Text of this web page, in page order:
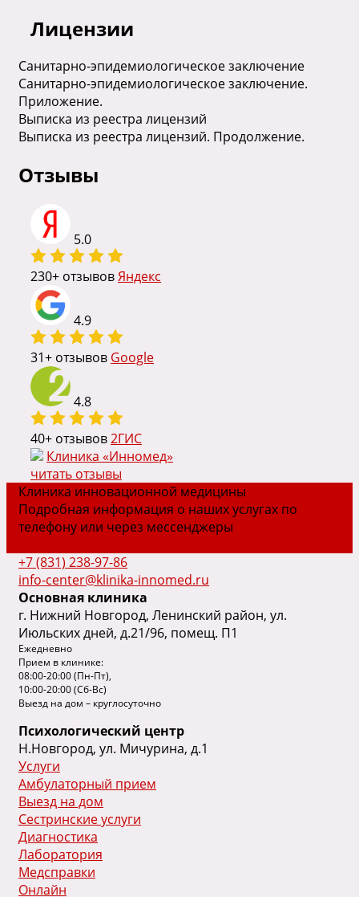
Лицензии
Санитарно-эпидемиологическое заключение
Санитарно-эпидемиологическое заключение.
Приложение.
Выписка из реестра лицензий
Выписка из реестра лицензий. Продолжение.
Отзывы
5.0
230+ отзывовЯндекс
4.9
31+ отзывов Google
4.8
40+ отзывов2ГИС
Клиника «Инномед»
читать отзывы
Клиника инновационной медицины
Подробная информация о наших услугах по
телефону или через мессенджеры
+7 (831) 238-97-86
info-center@klinika-innomed.ru
Основная клиника
г. Нижний Новгород, Ленинский район, ул.
Июльских дней, д.21/96, помещ. П1
Ежедневно
Прием в клинике:
08:00-20:00 (Пн-Пт),
10:00-20:00 (Сб-Вс)
Выезд на дом – круглосуточно
Психологический центр
Н.Новгород, ул. Мичурина, д.1
Услуги
Амбулаторный прием
Выезд на дом
Сестринские услуги
Диагностика
Лаборатория
Медсправки
Онлайн